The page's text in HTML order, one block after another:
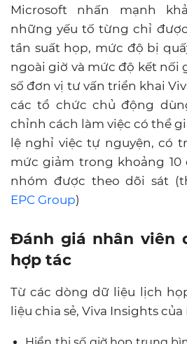
Microsoft nhấn mạnh
những yếu tố từng chỉ
tần suất họp, mức độ bị
ngoài giờ và mức độ kết nối
số đơn vị tư vấn triển khai
các tổ chức chủ động
chỉnh cách làm việc có thể
lệ nghỉ việc tự nguyện, có
mức giảm trong khoảng 10
nhóm được theo dõi sát
EPC Group)
Đánh giá nhân viên
hợp tác
Từ các dòng dữ liệu lịch
liệu chia sẻ, Viva Insights